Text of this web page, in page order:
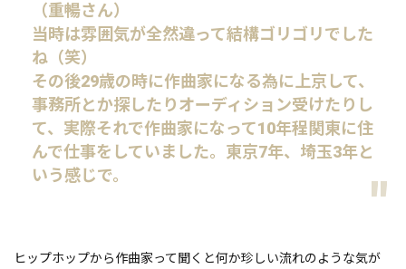
（重暢さん）
当時は雰囲気が全然違って結構ゴリゴリでした
ね（笑）
その後29歳の時に作曲家になる為に上京して、
事務所とか探したりオーディション受けたりし
て、実際それで作曲家になって10年程関東に住
んで仕事をしていました。東京7年、埼玉3年と
いう感じで。
ヒップホップから作曲家って聞くと何か珍しい流れのような気が